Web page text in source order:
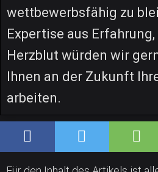
wettbewerbsfähig zu
Expertise aus
Herzblut würden wir
Ihnen an der Zukunft
arbeiten.